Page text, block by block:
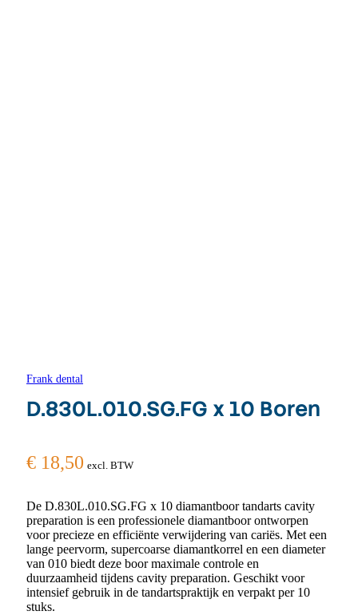
Frank dental
D.830L.010.SG.FG x 10 Boren
€ 18,50 excl. BTW
De D.830L.010.SG.FG x 10 diamantboor tandarts cavity
preparation is een professionele diamantboor ontworpen
voor precieze en efficiënte verwijdering van cariës. Met een
lange peervorm, supercoarse diamantkorrel en een diameter
van 010 biedt deze boor maximale controle en
duurzaamheid tijdens cavity preparation. Geschikt voor
intensief gebruik in de tandartspraktijk en verpakt per 10
stuks.